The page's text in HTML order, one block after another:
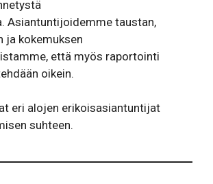
Asiantuntijoidemme taustan,
ja kokemuksen
että myös raportointi
oikein.
eri alojen erikoisasiantuntijat
suhteen.